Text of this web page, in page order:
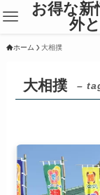
お得な新
外
ホーム 大相撲
大相撲 –